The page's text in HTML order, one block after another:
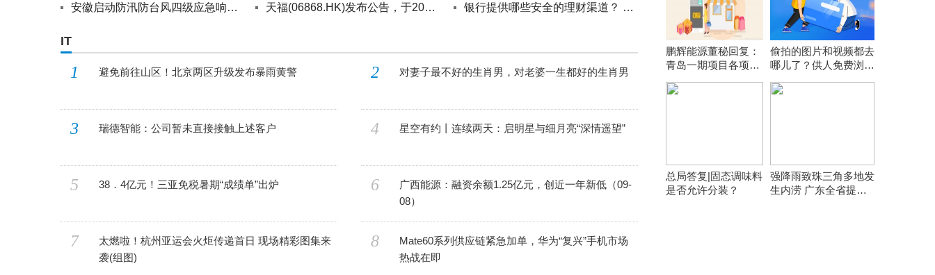
安徽启动防汛防台风四级应急响应-热闻 天福(06868.HK)发布公告，于2026年7月3日该公司斥资约5400港元回购2000股，回购价格为每股2.7港元 银行提供哪些安全的理财渠道？ 今日看点
IT
1 避免前往山区！北京两区升级发布暴雨黄警 2 对妻子最不好的生肖男，对老婆一生都好的生肖男
3 瑞德智能：公司暂未直接接触上述客户 4 星空有约丨连续两天：启明星与细月亮“深情遥望”
5 38．4亿元！三亚免税暑期“成绩单”出炉 6
广西能源：融资余额1.25亿元，创近一年新低（09-
08）
7
太燃啦！杭州亚运会火炬传递首日 现场精彩图集来
袭(组图)
8
Mate60系列供应链紧急加单，华为“复兴”手机市场
热战在即
鹏辉能源董秘回复：
青岛一期项目各项前
进，计划年内开工建
偷拍的图片和视频都去
哪儿了？供人免费浏览
总局答复|固态调味料
是否允许分装？
强降雨致珠三角多地发
生内涝 广东全省提前